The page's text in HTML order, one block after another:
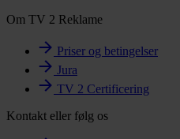
Om TV 2 Reklame
Priser og betingelser
Jura
TV 2 Certificering
Kontakt eller følg os